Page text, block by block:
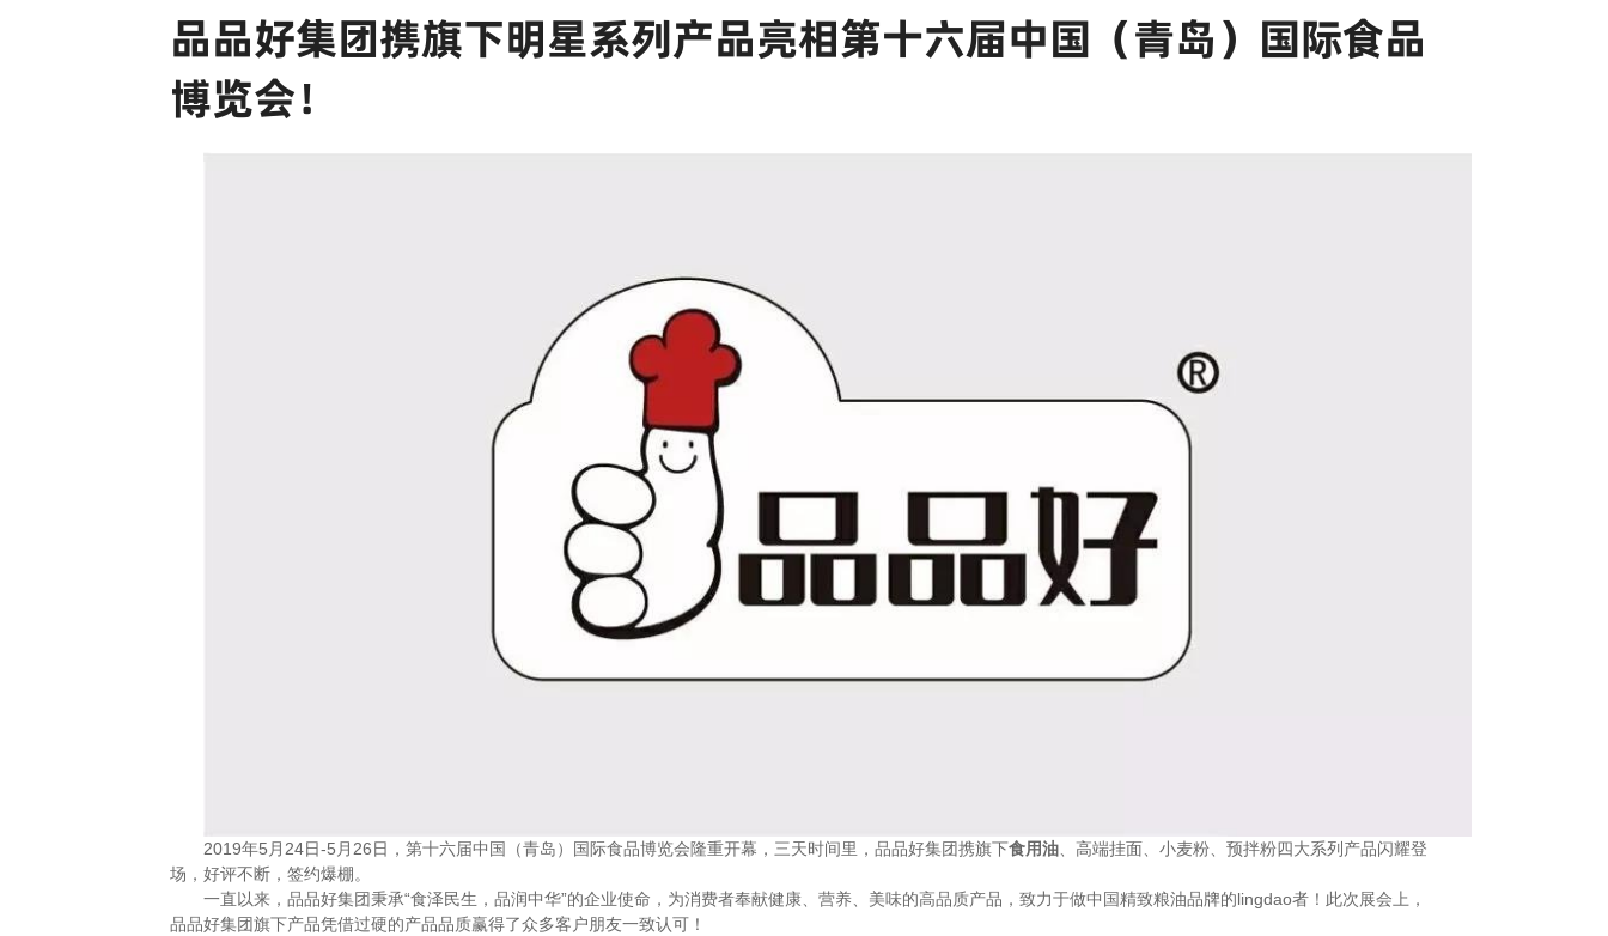
品品好集团携旗下明星系列产品亮相第十六届中国（青岛）国际食品
博览会！
2019年5月24日-5月26日，第十六届中国（青岛）国际食品博览会隆重开幕，三天时间里，品品好集团携旗下食用油、高端挂面、小麦粉、预拌粉四大系列产品闪耀登
场，好评不断，签约爆棚。
一直以来，品品好集团秉承“食泽民生，品润中华”的企业使命，为消费者奉献健康、营养、美味的高品质产品，致力于做中国精致粮油品牌的lingdao者！此次展会上，
品品好集团旗下产品凭借过硬的产品品质赢得了众多客户朋友一致认可！